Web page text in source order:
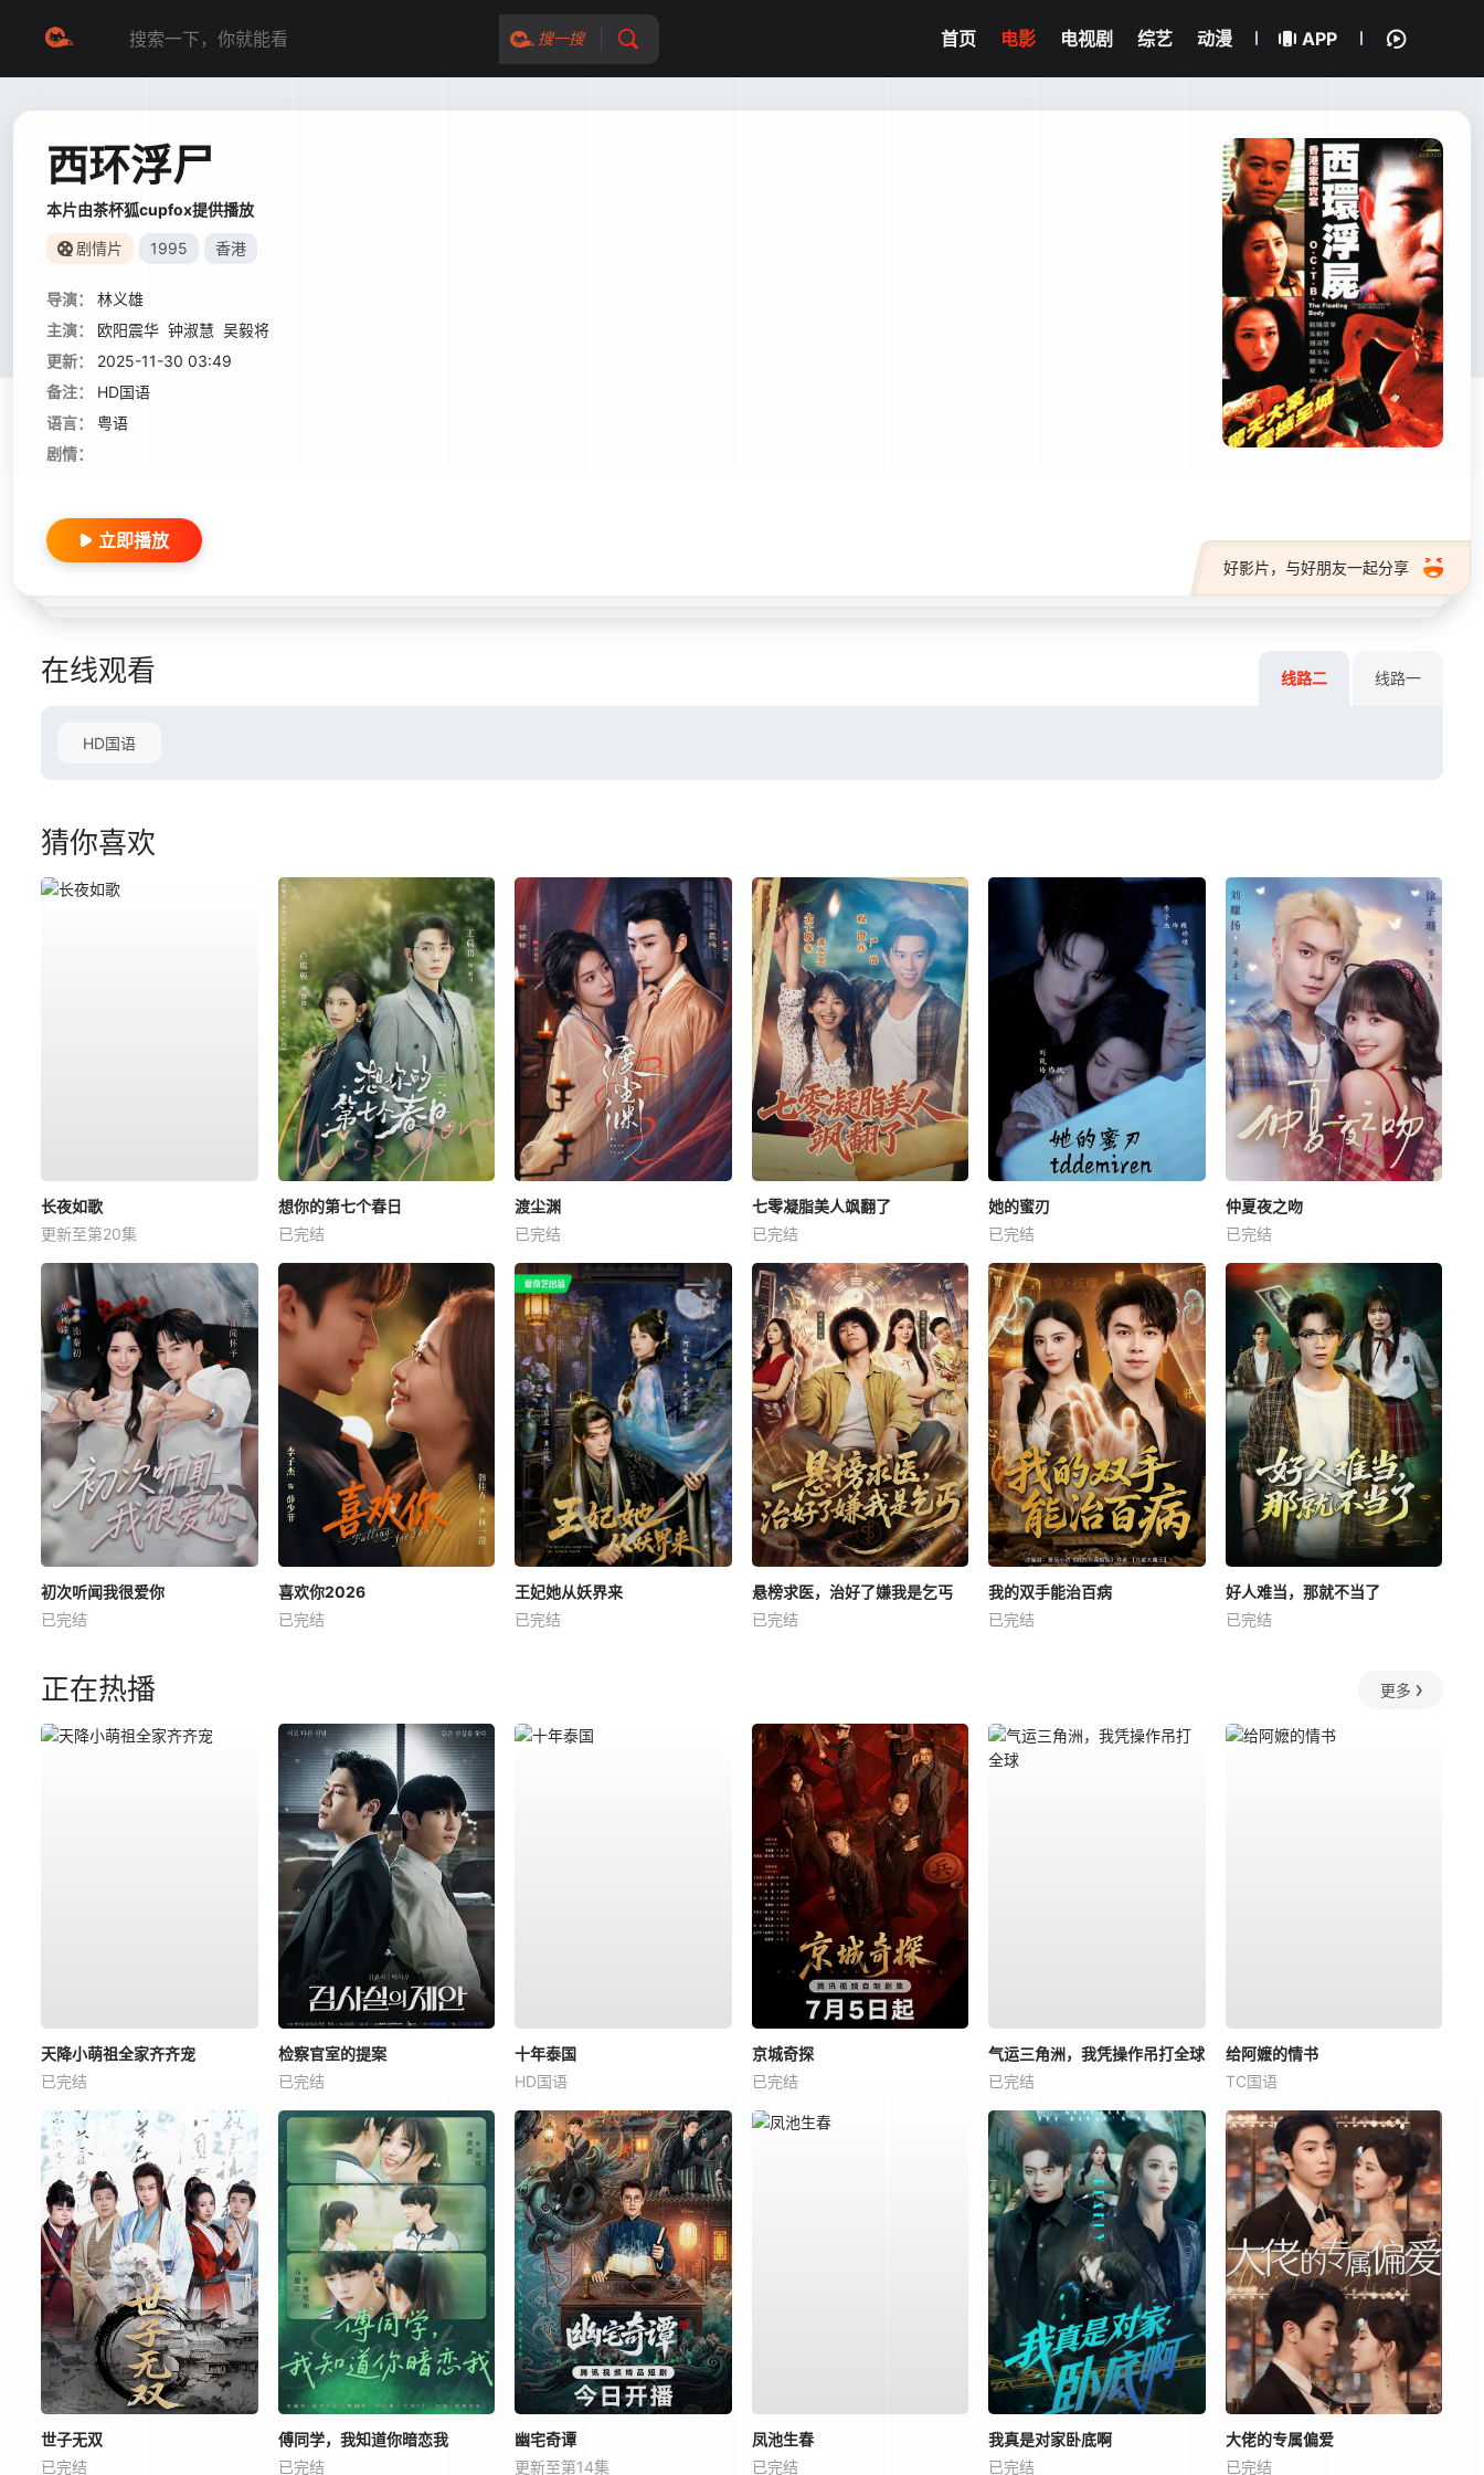
搜一搜 首页 电影 电视剧 综艺 动漫 APP
西环浮尸
本片由茶杯狐cupfox提供播放
剧情片 1995 香港
导演：
林义雄
主演：
欧阳震华 钟淑慧 吴毅将
更新：
2025-11-30 03:49
备注：
HD国语
语言：
粤语
剧情：
好影片，与好朋友一起分享
立即播放
在线观看 线路二 线路一
HD国语
猜你喜欢
长夜如歌
更新至第20集
想你的第七个春日
已完结
渡尘渊
已完结
七零凝脂美人飒翻了
已完结
她的蜜刃
已完结
仲夏夜之吻
已完结
初次听闻我很爱你
已完结
喜欢你2026
已完结
王妃她从妖界来
已完结
悬榜求医，治好了嫌我是乞丐
已完结
我的双手能治百病
已完结
好人难当，那就不当了
已完结
正在热播 更多
天降小萌祖全家齐齐宠
已完结
检察官室的提案
已完结
十年泰国
HD国语
京城奇探
已完结
气运三角洲，我凭操作吊打全球
已完结
给阿嬷的情书
TC国语
世子无双
已完结
傅同学，我知道你暗恋我
已完结
幽宅奇谭
更新至第14集
凤池生春
已完结
我真是对家卧底啊
已完结
大佬的专属偏爱
已完结